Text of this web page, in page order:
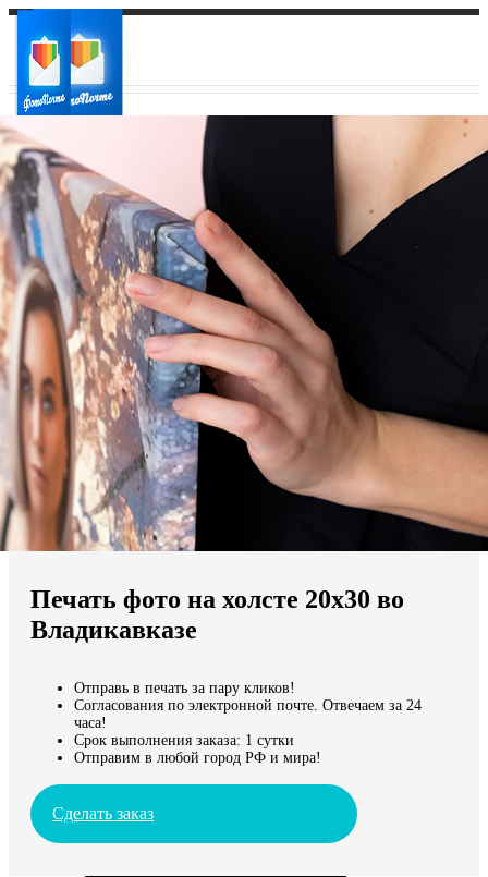
Ваш город:
Ваш регион доставки
Выберите из списка:
Мы доставляем по всему миру
Продолжить без города
Печать фото на холсте 20х30 во
Владикавказе
Отправь в печать за пару кликов!
Согласования по электронной почте. Отвечаем за 24
часа!
Срок выполнения заказа: 1 сутки
Отправим в любой город РФ и мира!
Сделать заказ